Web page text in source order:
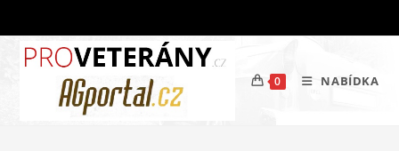
k
obsahu
0 NABÍDKA